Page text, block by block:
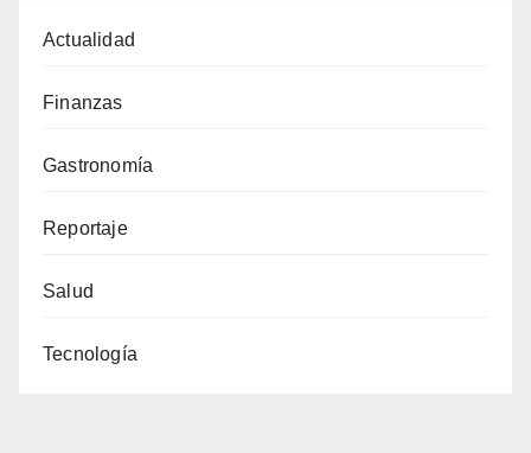
Actualidad
Finanzas
Gastronomía
Reportaje
Salud
Tecnología